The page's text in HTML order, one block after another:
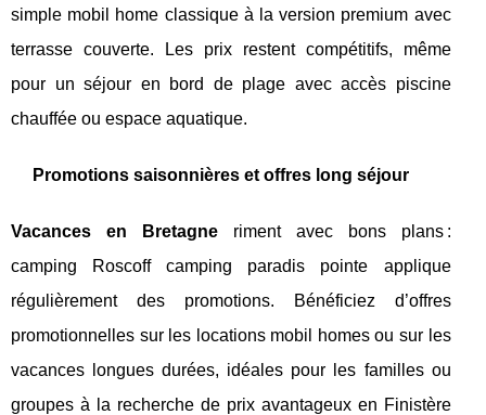
simple mobil home classique à la version premium avec
terrasse couverte. Les prix restent compétitifs, même
pour un séjour en bord de plage avec accès piscine
chauffée ou espace aquatique.
Promotions saisonnières et offres long séjour
Vacances en Bretagneriment avec bons plans :
camping Roscoff camping paradis pointe applique
régulièrement des promotions. Bénéficiez d’offres
promotionnelles sur les locations mobil homes ou sur les
vacances longues durées, idéales pour les familles ou
groupes à la recherche de prix avantageux en Finistère